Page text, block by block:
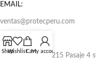
EMAIL:
ventas@protecperu.com
CC. NICOLINI
Av. Argentina N°215 Pasaje 4
ShopWishlistCartMy account